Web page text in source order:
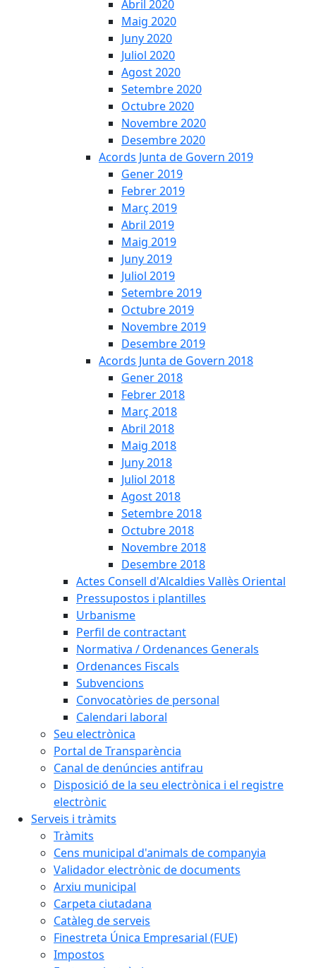
Abril 2020
Maig 2020
Juny 2020
Juliol 2020
Agost 2020
Setembre 2020
Octubre 2020
Novembre 2020
Desembre 2020
Acords Junta de Govern 2019
Gener 2019
Febrer 2019
Març 2019
Abril 2019
Maig 2019
Juny 2019
Juliol 2019
Setembre 2019
Octubre 2019
Novembre 2019
Desembre 2019
Acords Junta de Govern 2018
Gener 2018
Febrer 2018
Març 2018
Abril 2018
Maig 2018
Juny 2018
Juliol 2018
Agost 2018
Setembre 2018
Octubre 2018
Novembre 2018
Desembre 2018
Actes Consell d'Alcaldies Vallès Oriental
Pressupostos i plantilles
Urbanisme
Perfil de contractant
Normativa / Ordenances Generals
Ordenances Fiscals
Subvencions
Convocatòries de personal
Calendari laboral
Seu electrònica
Portal de Transparència
Canal de denúncies antifrau
Disposició de la seu electrònica i el registre
electrònic
Serveis i tràmits
Tràmits
Cens municipal d'animals de companyia
Validador electrònic de documents
Arxiu municipal
Carpeta ciutadana
Catàleg de serveis
Finestreta Única Empresarial (FUE)
Impostos